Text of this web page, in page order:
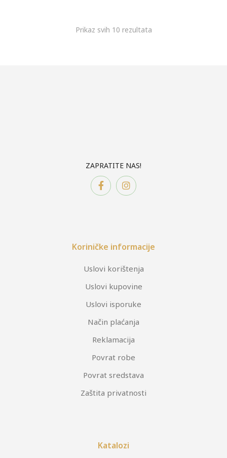
Prikaz svih 10 rezultata
ZAPRATITE NAS!
Koriničke informacije
Uslovi korištenja
Uslovi kupovine
Uslovi isporuke
Način plaćanja
Reklamacija
Povrat robe
Povrat sredstava
Zaštita privatnosti
Katalozi